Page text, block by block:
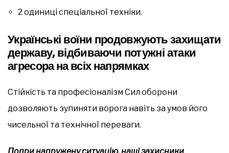
2 одиниці спеціальної техніки.
Українські воїни продовжують захищати
державу, відбиваючи потужні атаки
агресора на всіх напрямках
Стійкість та професіоналізм Сил оборони
дозволяють зупиняти ворога навіть за умов його
чисельної та технічної переваги.